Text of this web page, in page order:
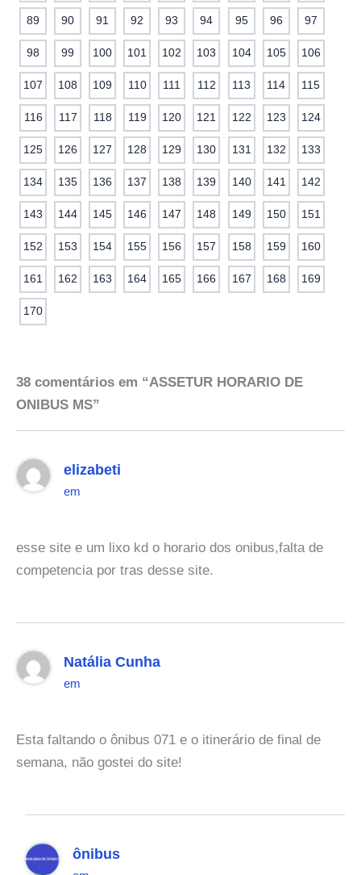
89 90 91 92 93 94 95 96 97
98 99 100 101 102 103 104 105 106
107 108 109 110 111 112 113 114 115
116 117 118 119 120 121 122 123 124
125 126 127 128 129 130 131 132 133
134 135 136 137 138 139 140 141 142
143 144 145 146 147 148 149 150 151
152 153 154 155 156 157 158 159 160
161 162 163 164 165 166 167 168 169
170
38 comentários em “ASSETUR HORARIO DE
ONIBUS MS”
elizabeti
em
esse site e um lixo kd o horario dos onibus,falta de
competencia por tras desse site.
Natália Cunha
em
Esta faltando o ônibus 071 e o itinerário de final de
semana, não gostei do site!
ônibus